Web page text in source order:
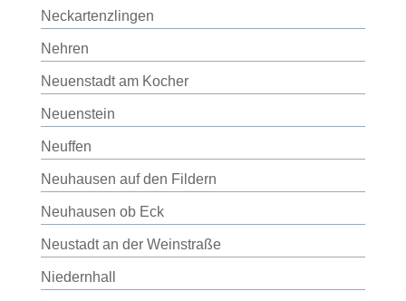
Neckartenzlingen
Nehren
Neuenstadt am Kocher
Neuenstein
Neuffen
Neuhausen auf den Fildern
Neuhausen ob Eck
Neustadt an der Weinstraße
Niedernhall